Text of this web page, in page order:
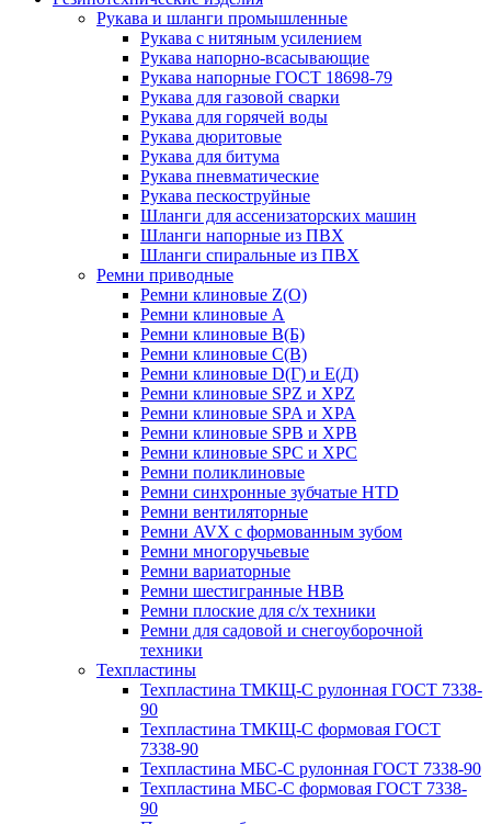
Рукава и шланги промышленные
Рукава с нитяным усилением
Рукава напорно-всасывающие
Рукава напорные ГОСТ 18698-79
Рукава для газовой сварки
Рукава для горячей воды
Рукава дюритовые
Рукава для битума
Рукава пневматические
Рукава пескоструйные
Шланги для ассенизаторских машин
Шланги напорные из ПВХ
Шланги спиральные из ПВХ
Ремни приводные
Ремни клиновые Z(О)
Ремни клиновые А
Ремни клиновые В(Б)
Ремни клиновые С(В)
Ремни клиновые D(Г) и Е(Д)
Ремни клиновые SPZ и XPZ
Ремни клиновые SPA и XPA
Ремни клиновые SPB и XPB
Ремни клиновые SPC и XPC
Ремни поликлиновые
Ремни синхронные зубчатые HTD
Ремни вентиляторные
Ремни AVX с формованным зубом
Ремни многоручьевые
Ремни вариаторные
Ремни шестигранные HBB
Ремни плоские для с/х техники
Ремни для садовой и снегоуборочной
техники
Техпластины
Техпластина ТМКЩ-С рулонная ГОСТ 7338-
90
Техпластина ТМКЩ-С формовая ГОСТ
7338-90
Техпластина МБС-С рулонная ГОСТ 7338-90
Техпластина МБС-С формовая ГОСТ 7338-
90